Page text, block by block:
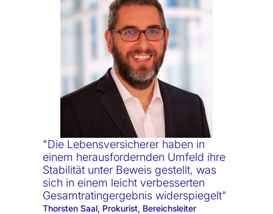
"Die Lebensversicherer haben in
einem herausfordernden Umfeld ihre
Stabilität unter Beweis gestellt, was
sich in einem leicht verbesserten
Gesamtratingergebnis widerspiegelt"
Thorsten Saal, Prokurist, Bereichsleiter